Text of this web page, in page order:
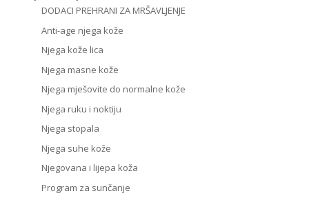
DODACI PREHRANI ZA MRŠAVLJENJE
Anti-age njega kože
Njega kože lica
Njega masne kože
Njega mješovite do normalne kože
Njega ruku i noktiju
Njega stopala
Njega suhe kože
Njegovana i lijepa koža
Program za sunčanje